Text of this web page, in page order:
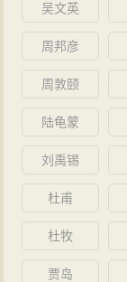
吴文英
周邦彦
周敦颐
陆龟蒙
刘禹锡
杜甫
杜牧
贾岛